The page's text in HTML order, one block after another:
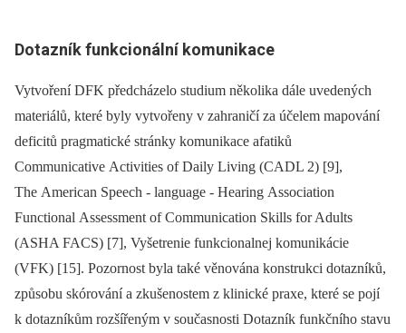
Dotazník funkcionální komunikace
Vytvoření DFK předcházelo studium několika dále uvedených
materiálů, které byly vytvořeny v zahraničí za účelem mapování
deficitů pragmatické stránky komunikace afatiků
Communicative Activities of Daily Living (CADL 2) [9],
The American Speech ‑⁠ language ‑⁠ Hearing Association
Functional Asses­sment of Communication Skills for Adults
(ASHA FACS) [7], Vyšetrenie funkcionalnej komunikácie
(VFK) [15]. Pozornost byla také věnována konstrukci dotazníků,
způsobu skórování a zkušenostem z klinické praxe, které se pojí
k dotazníkům rozšířeným v současnosti Dotazník funkčního stavu